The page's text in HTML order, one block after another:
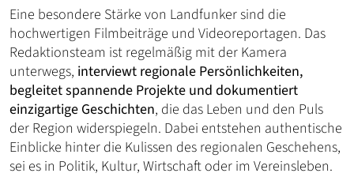
Eine besondere Stärke von Landfunker sind die
hochwertigen Filmbeiträge und Videoreportagen. Das
Redaktionsteam ist regelmäßig mit der Kamera
unterwegs, interviewt regionale Persönlichkeiten,
begleitet spannende Projekte und dokumentiert
einzigartige Geschichten, die das Leben und den Puls
der Region widerspiegeln. Dabei entstehen authentische
Einblicke hinter die Kulissen des regionalen Geschehens,
sei es in Politik, Kultur, Wirtschaft oder im Vereinsleben.